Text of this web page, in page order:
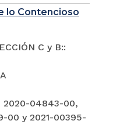
lo Contencioso
C y B::
2020-04843-00,
00 y 2021-00395-